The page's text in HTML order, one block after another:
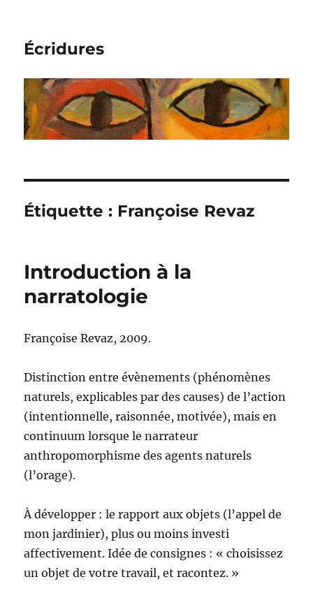
Écridures
Étiquette : Françoise Revaz
Introduction à la
narratologie
Françoise Revaz, 2009.
Distinction entre évènements (phénomènes
naturels, explicables par des causes) de l’action
(intentionnelle, raisonnée, motivée), mais en
continuum lorsque le narrateur
anthropomorphisme des agents naturels
(l’orage).
À développer : le rapport aux objets (l’appel de
mon jardinier), plus ou moins investi
affectivement. Idée de consignes : « choisissez
un objet de votre travail, et racontez. »